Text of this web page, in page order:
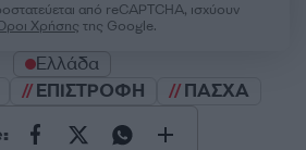
από reCAPTCHA, ισχύουν
Χρήσης της Google.
Ελλάδα
ΕΠΙΣΤΡΟΦΗ ΠΑΣΧΑ